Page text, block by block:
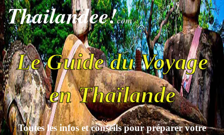
Thailandee!com
Le Guide du Voyage
en Thaïlande
Toutes les infos et conseils pour préparer votre